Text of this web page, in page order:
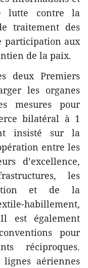
lutte contre la
traitement des
participation aux
de la paix.
deux Premiers
les organes
mesures pour
bilatéral à 1
insisté sur la
entre les
d’excellence,
les
et de la
habillement,
Il est également
pour
réciproques.
lignes aériennes